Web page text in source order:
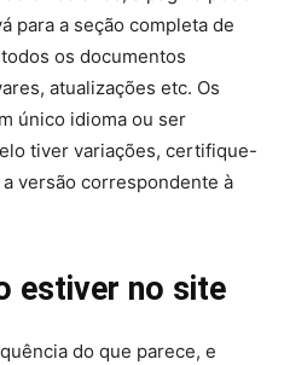
para a seção completa de
os documentos
atualizações etc. Os
único idioma ou ser
tiver variações, certifique-
versão correspondente à
estiver no site
do que parece, e